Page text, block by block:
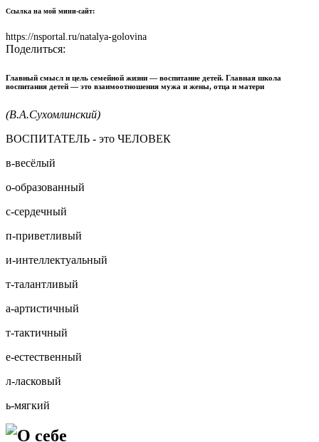
Ссылка на мой мини-сайт:
https://nsportal.ru/natalya-golovina
Поделиться:
Главный смысл и цель семейной жизни — воспитание детей. Главная школа
воспитания детей — это взаимоотношения мужа и жены, отца и матери
(В.А.Сухомлинский)
ВОСПИТАТЕЛЬ - это ЧЕЛОВЕК
в-весёлый
о-образованный
с-сердечный
п-приветливый
и-интеллектуальный
т-талантливый
а-артистичный
т-тактичный
е-естественный
л-ласковый
ь-мягкий
О себе